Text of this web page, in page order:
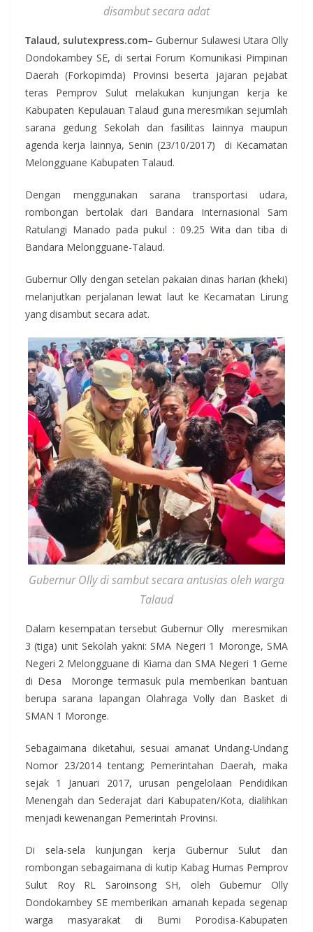
disambut secara adat
Talaud, sulutexpress.com– Gubernur Sulawesi Utara Olly
Dondokambey SE, di sertai Forum Komunikasi Pimpinan
Daerah (Forkopimda) Provinsi beserta jajaran pejabat
teras Pemprov Sulut melakukan kunjungan kerja ke
Kabupaten Kepulauan Talaud guna meresmikan sejumlah
sarana gedung Sekolah dan fasilitas lainnya maupun
agenda kerja lainnya, Senin (23/10/2017) di Kecamatan
Melongguane Kabupaten Talaud.
Dengan menggunakan sarana transportasi udara,
rombongan bertolak dari Bandara Internasional Sam
Ratulangi Manado pada pukul : 09.25 Wita dan tiba di
Bandara Melongguane-Talaud.
Gubernur Olly dengan setelan pakaian dinas harian (kheki)
melanjutkan perjalanan lewat laut ke Kecamatan Lirung
yang disambut secara adat.
Gubernur Olly di sambut secara antusias oleh warga
Talaud
Dalam kesempatan tersebut Gubernur Olly meresmikan
3 (tiga) unit Sekolah yakni: SMA Negeri 1 Moronge, SMA
Negeri 2 Melongguane di Kiama dan SMA Negeri 1 Geme
di Desa Moronge termasuk pula memberikan bantuan
berupa sarana lapangan Olahraga Volly dan Basket di
SMAN 1 Moronge.
Sebagaimana diketahui, sesuai amanat Undang-Undang
Nomor 23/2014 tentang; Pemerintahan Daerah, maka
sejak 1 Januari 2017, urusan pengelolaan Pendidikan
Menengah dan Sederajat dari Kabupaten/Kota, dialihkan
menjadi kewenangan Pemerintah Provinsi.
Di sela-sela kunjungan kerja Gubernur Sulut dan
rombongan sebagaimana di kutip Kabag Humas Pemprov
Sulut Roy RL Saroinsong SH, oleh Gubernur Olly
Dondokambey SE memberikan amanah kepada segenap
warga masyarakat di Bumi Porodisa-Kabupaten